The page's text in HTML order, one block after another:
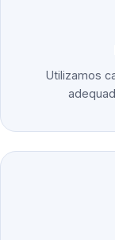
Utilizamos